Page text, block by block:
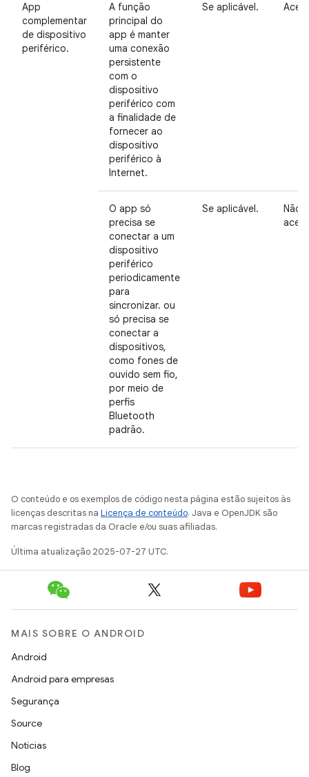
App
complementar
de dispositivo
periférico.
A função
principal do
app é manter
uma conexão
persistente
com o
dispositivo
periférico com
a finalidade de
fornecer ao
dispositivo
periférico à
Internet.
Se aplicável.
O app só
precisa se
conectar a um
dispositivo
periférico
periodicamente
para
sincronizar. ou
só precisa se
conectar a
dispositivos,
como fones de
ouvido sem fio,
por meio de
perfis
Bluetooth
padrão.
Se aplicável.
Não
O conteúdo e os exemplos de código nesta página estão sujeitos às
licenças descritas na Licença de conteúdo. Java e OpenJDK são
marcas registradas da Oracle e/ou suas afiliadas.
Última atualização 2025-07-27 UTC.
MAIS SOBRE O ANDROID
Android
Android para empresas
Segurança
Source
Notícias
Blog